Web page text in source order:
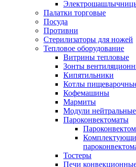
Палатки торговые
Посуда
Противни
Стерилизаторы для ножей
Тепловое оборудование
Витрины тепловые
Зонты
Кипятильники
Котлы
Кофемашины
Мармиты
Модули нейтральные
Пароконвектоматы
Тостеры
Печи